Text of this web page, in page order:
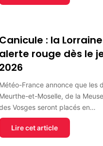
Canicule : la
alerte rouge dès le
2026
Météo-France annonce que les
Meurthe-et-Moselle, de la
Vosges seront placés en…
Lire cet article